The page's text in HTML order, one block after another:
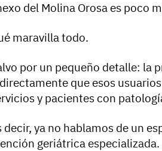
del Molina Orosa es poco
maravilla todo.
por un pequeño detalle: la
que esos
y pacientes con
decir, ya no hablamos de un
geriátrica especializada.